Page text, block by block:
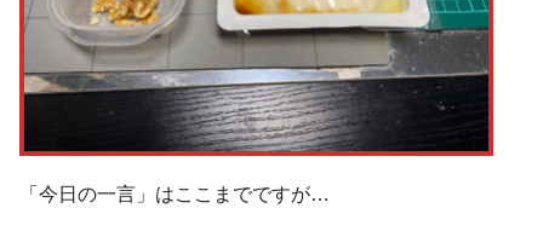
「今日の一言」はここまでですが…